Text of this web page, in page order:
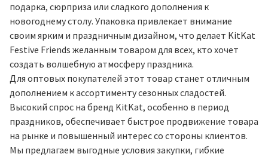
подарка, сюрприза или сладкого дополнения к
новогоднему столу. Упаковка привлекает внимание
своим ярким и праздничным дизайном, что делает KitKat
Festive Friends желанным товаром для всех, кто хочет
создать волшебную атмосферу праздника.
Для оптовых покупателей этот товар станет отличным
дополнением к ассортименту сезонных сладостей.
Высокий спрос на бренд KitKat, особенно в период
праздников, обеспечивает быстрое продвижение товара
на рынке и повышенный интерес со стороны клиентов.
Мы предлагаем выгодные условия закупки, гибкие